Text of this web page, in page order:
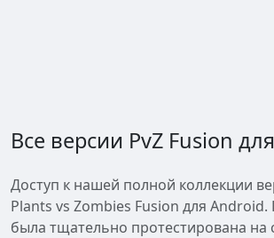
Все версии PvZ Fusion
Доступ к нашей полной коллекции
Plants vs Zombies Fusion для Android.
была тщательно протестирована на